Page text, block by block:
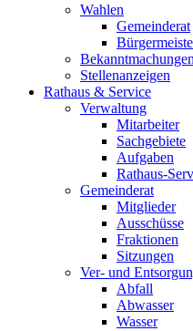
Wahlen
Gemeinderat
Bekanntmachungen
Stellenanzeigen
Rathaus & Service
Verwaltung
Mitarbeiter
Sachgebiete
Aufgaben
Rathaus-
Gemeinderat
Mitglieder
Ausschüsse
Fraktionen
Sitzungen
Ver- und
Abfall
Abwasser
Wasser